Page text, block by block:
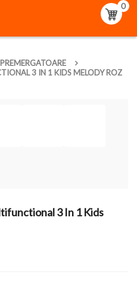
0
PREMERGATOARE
3 IN 1 KIDS MELODY ROZ
3 In 1 Kids